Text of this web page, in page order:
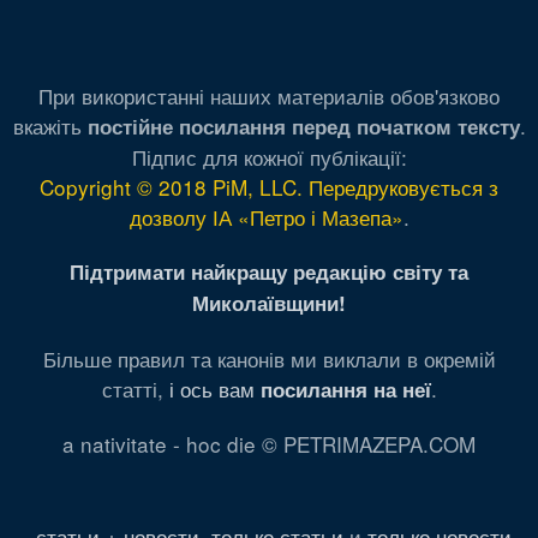
При використанні наших материалів обов'язково
вкажіть постійне посилання перед початком тексту.
Підпис для кожної публікації:
Copyright © 2018 PiM, LLC. Передруковується з
дозволу ІА «Петро і Мазепа».
Підтримати найкращу редакцію світу та
Миколаївщини!
Більше правил та канонів ми виклали в окремій
статті, і ось вам посилання на неї.
a nativitate - hoc die © PETRIMAZEPA.COM